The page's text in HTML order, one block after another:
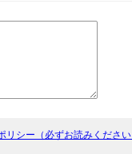
リシー（必ずお読みくださ